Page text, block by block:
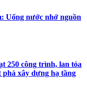
Uống nước nhớ nguồn
250 công trình, lan tỏa
phá xây dựng hạ tầng